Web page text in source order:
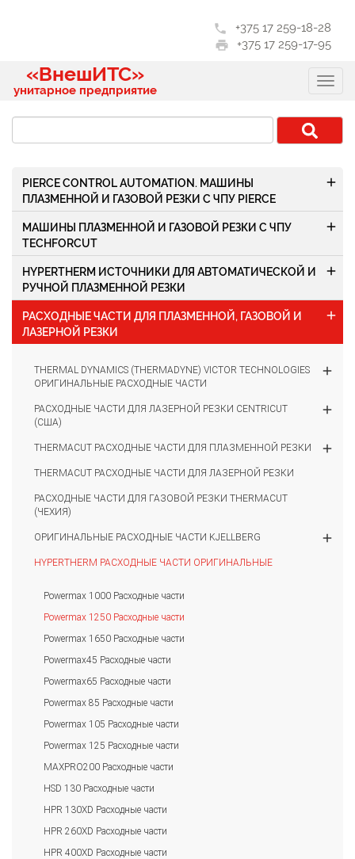
phone
+375 17 259-18-28
print
+375 17 259-17-95
«ВнешИТС»
унитарное предприятие
PIERCE CONTROL AUTOMATION. МАШИНЫ
ПЛАЗМЕННОЙ И ГАЗОВОЙ РЕЗКИ С ЧПУ PIERCE
add
МАШИНЫ ПЛАЗМЕННОЙ И ГАЗОВОЙ РЕЗКИ С ЧПУ
TECHFORCUT
add
HYPERTHERM ИСТОЧНИКИ ДЛЯ АВТОМАТИЧЕСКОЙ И
РУЧНОЙ ПЛАЗМЕННОЙ РЕЗКИ
add
РАСХОДНЫЕ ЧАСТИ ДЛЯ ПЛАЗМЕННОЙ, ГАЗОВОЙ И
ЛАЗЕРНОЙ РЕЗКИ
add
THERMAL DYNAMICS (THERMADYNE) VICTOR TECHNOLOGIES
ОРИГИНАЛЬНЫЕ РАСХОДНЫЕ ЧАСТИ
add
РАСХОДНЫЕ ЧАСТИ ДЛЯ ЛАЗЕРНОЙ РЕЗКИ CENTRICUT
(США)
add
THERMACUT РАСХОДНЫЕ ЧАСТИ ДЛЯ ПЛАЗМЕННОЙ РЕЗКИ add
THERMACUT РАСХОДНЫЕ ЧАСТИ ДЛЯ ЛАЗЕРНОЙ РЕЗКИ
РАСХОДНЫЕ ЧАСТИ ДЛЯ ГАЗОВОЙ РЕЗКИ THERMACUT
(ЧЕХИЯ)
ОРИГИНАЛЬНЫЕ РАСХОДНЫЕ ЧАСТИ KJELLBERG add
HYPERTHERM РАСХОДНЫЕ ЧАСТИ ОРИГИНАЛЬНЫЕ
Powermax 1000 Расходные части
Powermax 1250 Расходные части
Powermax 1650 Расходные части
Powermax45 Расходные части
Powermax65 Расходные части
Powermax 85 Расходные части
Powermax 105 Расходные части
Powermax 125 Расходные части
MAXPRO200 Расходные части
HSD 130 Расходные части
HPR 130XD Расходные части
HPR 260XD Расходные части
HPR 400XD Расходные части